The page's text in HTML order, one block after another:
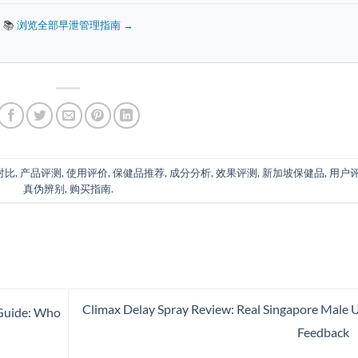
📚 浏览全部早泄管理指南 →
比, 产品评测,使用评价,保健品推荐, 成分分析,效果评测, 新加坡保健品, 用户
真伪辨别, 购买指南.
Who
Climax Delay Spray Review: Real Singapore Male
Feedback